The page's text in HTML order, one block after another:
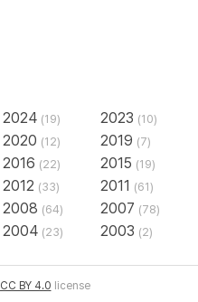
2024 (19) 2023 (10)
2020 (12) 2019 (7)
2016 (22) 2015 (19)
2012 (33) 2011 (61)
2008 (64) 2007 (78)
2004 (23) 2003 (2)
CC BY 4.0 license